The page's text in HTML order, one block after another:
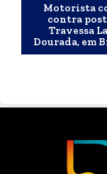
Motorista
contra
Travessa
Dourada, em